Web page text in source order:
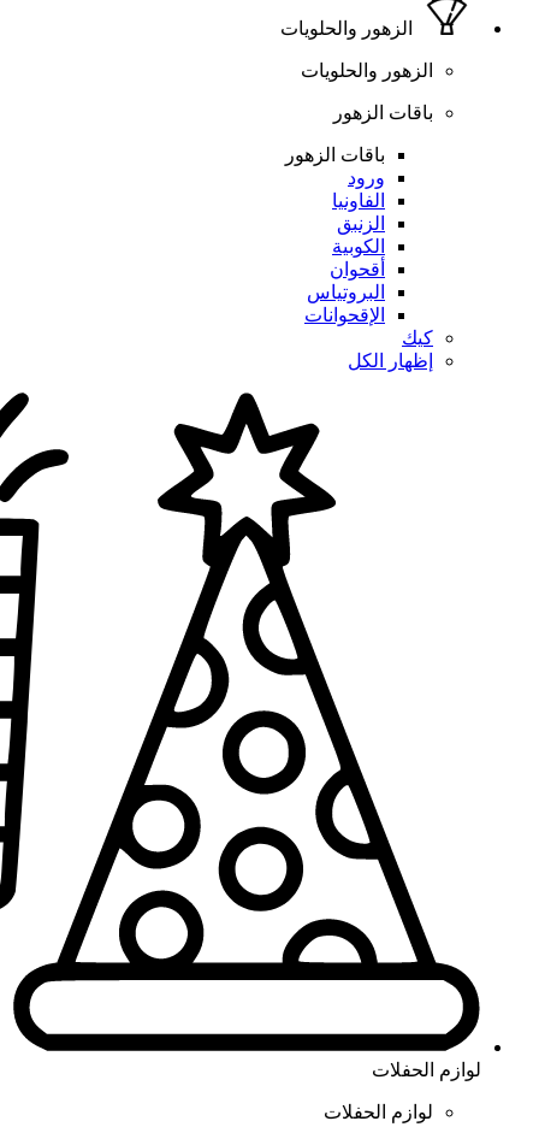
الزهور والحلويات
الزهور والحلويات
باقات الزهور
باقات الزهور
ورود
الفاونيا
الزنبق
الكوبية
أقحوان
البروتياس
الإقحوانات
كيك
إظهار الكل
لوازم الحفلات
لوازم الحفلات